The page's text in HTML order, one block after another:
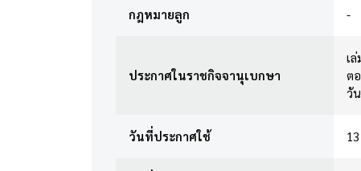
กฎหมายลูก -
ประกาศในราชกิจจานุเบกษา
เ
ต
วั
วันที่ประกาศใช้